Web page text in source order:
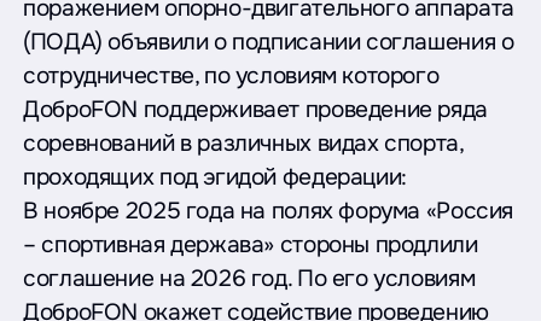
поражением опорно-двигательного аппарата
(ПОДА) объявили о подписании соглашения о
сотрудничестве, по условиям которого
ДоброFON поддерживает проведение ряда
соревнований в различных видах спорта,
проходящих под эгидой федерации:
В ноябре 2025 года на полях форума «Россия
– спортивная держава» стороны продлили
соглашение на 2026 год. По его условиям
ДоброFON окажет содействие проведению